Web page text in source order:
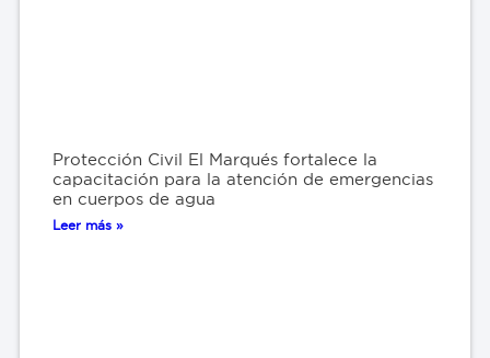
Protección Civil El Marqués fortalece la
capacitación para la atención de emergencias
en cuerpos de agua
Leer más »